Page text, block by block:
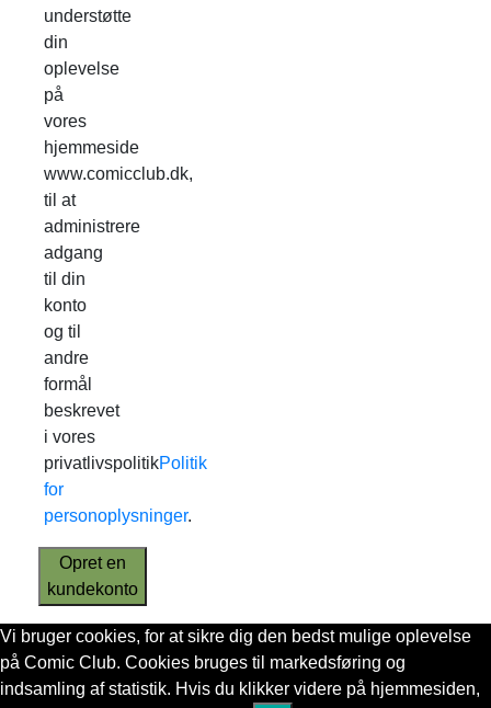
understøtte
din
oplevelse
på
vores
hjemmeside
www.comicclub.dk,
til at
administrere
adgang
til din
konto
og til
andre
formål
beskrevet
i vores
privatlivspolitikPolitik
for
personoplysninger.
Opret en
kundekonto
Vi bruger cookies, for at sikre dig den bedst mulige oplevelse
på Comic Club. Cookies bruges til markedsføring og
indsamling af statistik. Hvis du klikker videre på hjemmesiden,